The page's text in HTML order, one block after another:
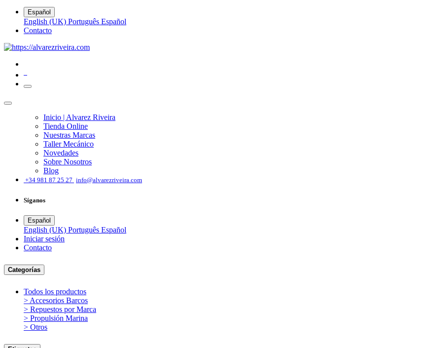
Español
English (UK) Português Español
​Contacto
Inicio | Alvarez Riveira
Tienda Online
Nuestras Marcas
Taller Mecánico
Novedades
Sobre Nosotros
Blog
+34 981 87 25 27 info@alvarezriveira.com
Síganos
Español
English (UK) Português Español
Iniciar sesión
​Contacto
Categorías
Todos los productos
> Accesorios Barcos
> Repuestos por Marca
> Propulsión Marina
> Otros